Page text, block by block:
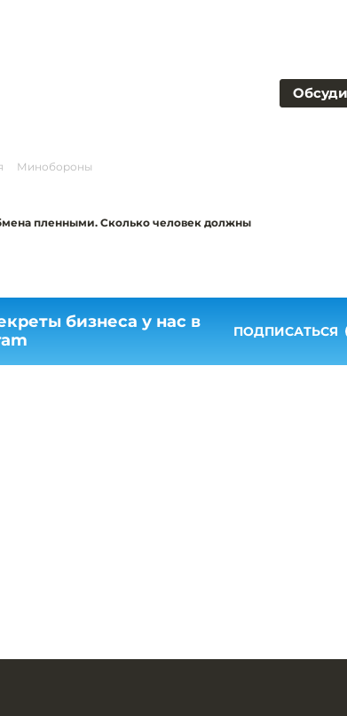
Минобороны
пленными. Сколько человек должны
бизнеса у нас в
ПОДПИСАТЬСЯ